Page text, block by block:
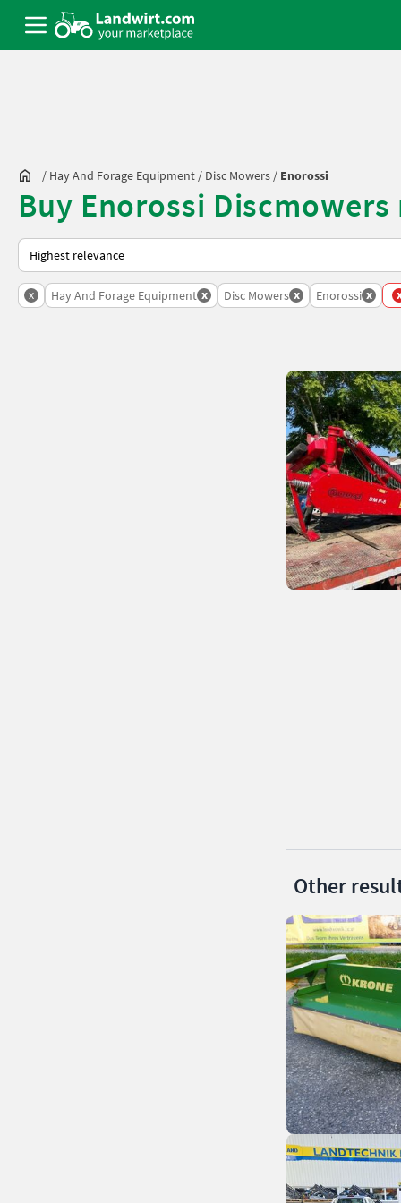
/ Hay And Forage Equipment / Disc Mowers / Enorossi
Buy Enorossi
This is how sorting works on Landwirt.com
x Hay And Forage Equipment x Disc Mowers x Enorossi x
Other